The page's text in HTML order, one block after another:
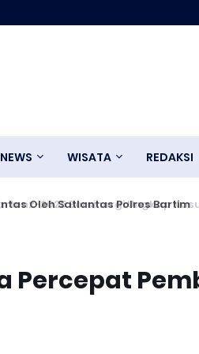
WISATA REDAKSI
Oleh Satlantas Polres Bartim
Percepat